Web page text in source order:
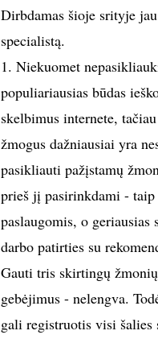
Dirbdamas šioje srityje
specialistą.
1. Niekuomet
populiariausias būdas
skelbimus internete,
žmogus dažniausiai yra
pasikliauti pažįstamų
prieš jį pasirinkdami -
paslaugomis, o
darbo patirties su
Gauti tris skirtingų
gebėjimus - nelengva.
gali registruotis visi